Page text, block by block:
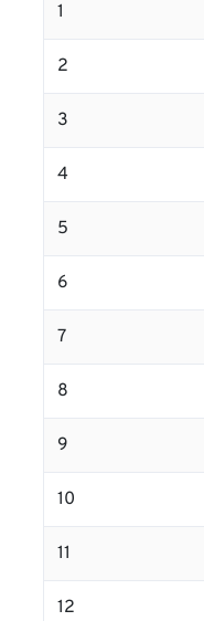
1
2
3
4
5
6
7
8
9
10
11
12